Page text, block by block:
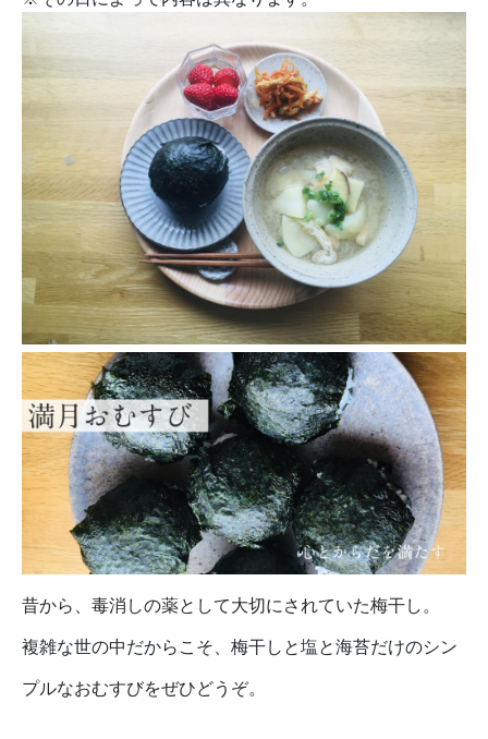
昔から、毒消しの薬として大切にされていた梅干し。
複雑な世の中だからこそ、梅干しと塩と海苔だけのシン
プルなおむすびをぜひどうぞ。